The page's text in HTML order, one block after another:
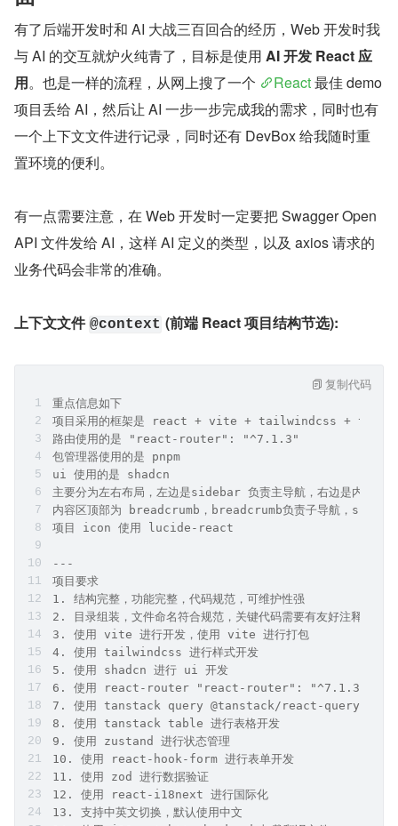
置环境给了我试错的勇气，重来的时间成本大大降低。
3. 阶段三：AI 协同完成 React 前端界
面
有了后端开发时和 AI 大战三百回合的经历，Web 开发时我
用
。也是一样的流程，从网上搜了一个
项目丢给 AI，然后让 AI 一步一步完成我的需求，同时也有
一个上下文文件进行记录，同时还有 DevBox 给我随时重
API 文件发给 AI，这样 AI 定义的类型，以及 axios 请求的
上下文文件 @context (前端 React 项目结构节选):
重点信息如下
路由使用的是 "react-router": "^7.1.3"
包管理器使用的是 pnpm
ui 使用的是 shadcn
主要分为左右布局，左边是sidebar 负责主导航，右边是内容区。
内容区顶部为 breadcrumb，breadcrumb负责子导航，
项目 icon 使用 lucide-react
---
项目要求
1. 结构完整，功能完整，代码规范，可维护性强
2. 目录组装，文件命名符合规范，关键代码需要有友好注释
3. 使用 vite 进行开发，使用 vite 进行打包
4. 使用 tailwindcss 进行样式开发
5. 使用 shadcn 进行 ui 开发
6. 使用 react-router "react-router": "^7.1.3", 进行
复制代码